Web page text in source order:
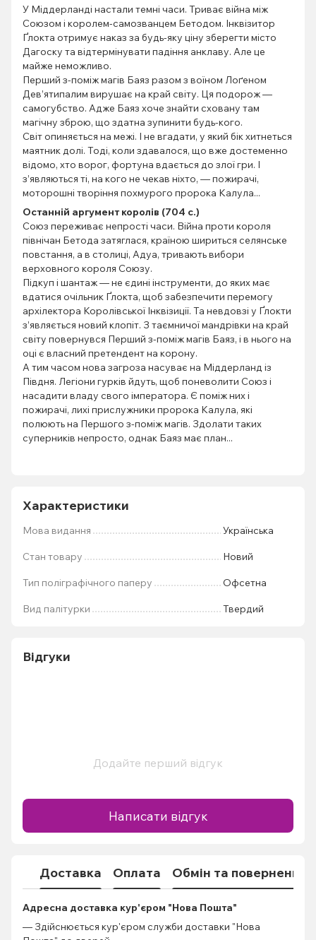
У Міддерланді настали темні часи. Триває війна між
Союзом і королем-самозванцем Бетодом. Інквізитор
Ґлокта отримує наказ за будь-яку ціну зберегти місто
Дагоску та відтермінувати падіння анклаву. Але це
майже неможливо.
Перший з-поміж магів Баяз разом з воїном Лоґеном
Дев’ятипалим вирушає на край світу. Ця подорож —
самогубство. Адже Баяз хоче знайти сховану там
магічну зброю, що здатна зупинити будь-кого.
Світ опиняється на межі. І не вгадати, у який бік хитнеться
маятник долі. Тоді, коли здавалося, що вже достеменно
відомо, хто ворог, фортуна вдається до злої гри. І
з’являються ті, на кого не чекав ніхто, — пожирачі,
моторошні творіння похмурого пророка Калула...
Останній аргумент королів (704 с.)
Союз переживає непрості часи. Війна проти короля
північан Бетода затяглася, країною шириться селянське
повстання, а в столиці, Адуа, тривають вибори
верховного короля Союзу.
Підкуп і шантаж — не єдині інструменти, до яких має
вдатися очільник Ґлокта, щоб забезпечити перемогу
архілектора Королівської Інквізиції. Та невдовзі у Ґлокти
з’являється новий клопіт. З таємничої мандрівки на край
світу повернувся Перший з-поміж магів Баяз, і в нього на
оці є власний претендент на корону.
А тим часом нова загроза насуває на Міддерланд із
Півдня. Легіони гурків йдуть, щоб поневолити Союз і
насадити владу свого імператора. Є поміж них і
пожирачі, лихі прислужники пророка Калула, які
полюють на Першого з-поміж магів. Здолати таких
суперників непросто, однак Баяз має план...
Характеристики
Мова видання Українська
Стан товару Новий
Тип поліграфічного паперу Офсетна
Вид палітурки Твердий
Відгуки
Додайте перший відгук
Написати відгук
Доставка Оплата Обмін та повернення
Адресна доставка кур'єром "Нова Пошта"
— Здійснюється кур'єром служби доставки "Нова